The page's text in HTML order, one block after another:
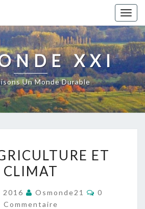
XXI
Un Monde Durable
AGRICULTURE
ET
ET
CLIMAT
2016 Osmonde21
0
Commentaire